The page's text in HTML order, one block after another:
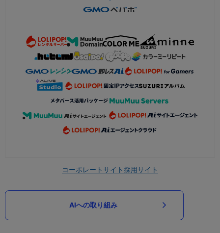
コーポレートサイト採用サイト
AIへの取り組み